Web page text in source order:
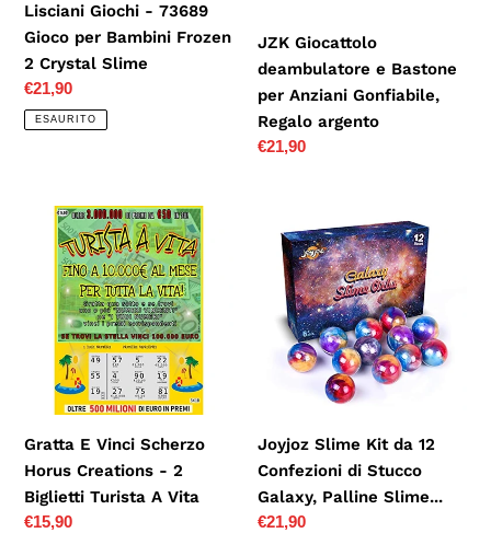
Crystal
Slime
Lisciani Giochi - 73689
Gioco per Bambini Frozen
2 Crystal Slime
Prezzo
di
listino
€21,90
ESAURITO
argento
JZK Giocattolo
deambulatore e Bastone
per Anziani Gonfiabile,
Regalo argento
Prezzo
€21,90
Gratta
Vinci
Scherzo
Horus
Creations
Turista
A
Vita
Gratta E Vinci Scherzo
Horus Creations - 2
Biglietti Turista A Vita
Prezzo
€15,90
Slime
Confezioni
Palline
Slime...
Joyjoz Slime Kit da 12
Confezioni di Stucco
Galaxy, Palline Slime...
Prezzo
€21,90